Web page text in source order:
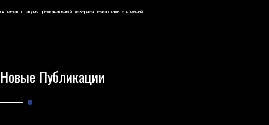
пк металл латунь трехканальный лазерная резка стали алюминий
Новые Публикации